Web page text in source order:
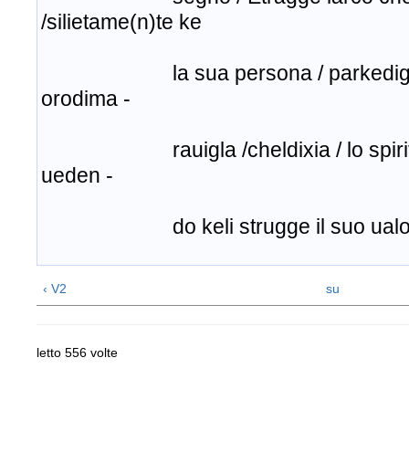
/silietame(n)te ke
la sua persona /
orodima -
rauigla /cheldixia / lo spirito
ueden -
do keli strugge il suo
‹ V2 su
letto 556 volte